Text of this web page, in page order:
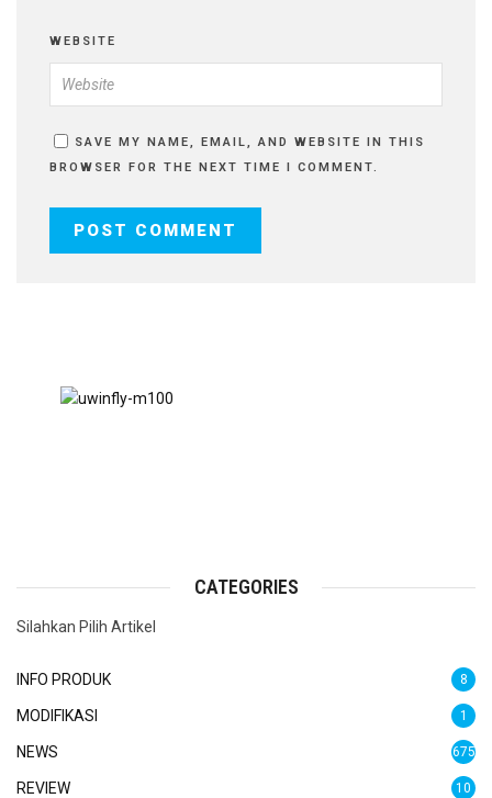
WEBSITE
SAVE MY NAME, EMAIL, AND WEBSITE IN THIS
BROWSER FOR THE NEXT TIME I COMMENT.
CATEGORIES
Silahkan Pilih Artikel
INFO PRODUK 8
MODIFIKASI 1
NEWS 675
REVIEW 10